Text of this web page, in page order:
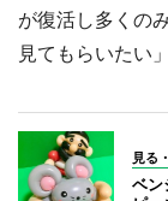
が復活し多くの
見てもらいたい
見る
ベン